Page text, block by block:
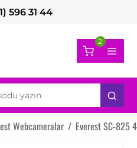
596 31 44
2
Webcameralar / Everest SC-825